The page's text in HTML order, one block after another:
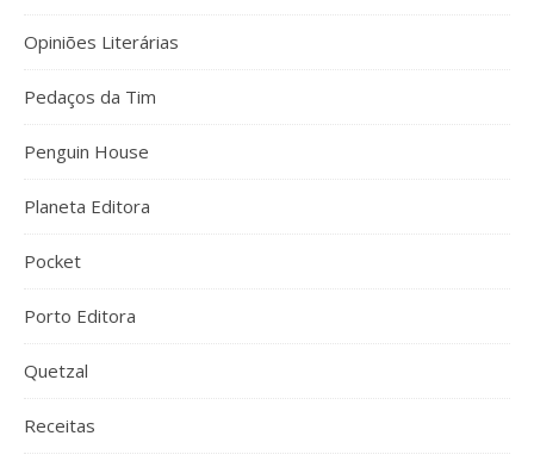
Opiniões Literárias
Pedaços da Tim
Penguin House
Planeta Editora
Pocket
Porto Editora
Quetzal
Receitas